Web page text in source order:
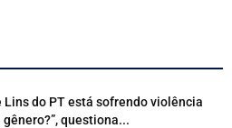
Lins do PT está sofrendo violência
questiona...